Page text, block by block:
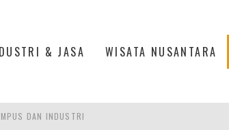
& JASA WISATA NUSANTARA
DAN INDUSTRI
TUMBUH LAMPAUI EKONOMI NASIONAL